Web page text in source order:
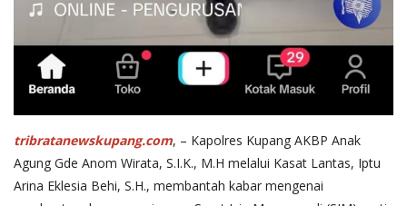
tribratanewskupang.com, – Kapolres Kupang AKBP Anak
Agung Gde Anom Wirata, S.I.K., M.H melalui Kasat Lantas, Iptu
Arina Eklesia Behi, S.H., membantah kabar mengenai